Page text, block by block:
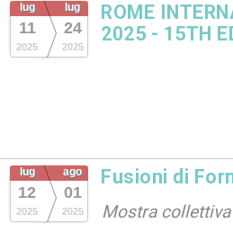
lug
11
2025
lug
24
2025
ROME
2025 - 15TH
lug
12
2025
ago
01
2025
Fusioni di
Mostra collettiva